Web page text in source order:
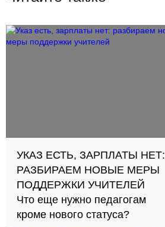
УКАЗ ЕСТЬ, ЗАРПЛАТЫ НЕТ:
РАЗБИРАЕМ НОВЫЕ МЕРЫ
ПОДДЕРЖКИ УЧИТЕЛЕЙ
Что еще нужно педагогам
кроме нового статуса?